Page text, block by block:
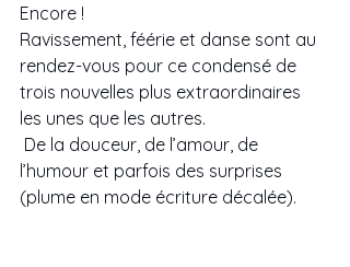
Encore !
Ravissement, féérie et danse sont au
rendez-vous pour ce condensé de
trois nouvelles plus extraordinaires
les unes que les autres.
l’humour et parfois des surprises
(plume en mode écriture décalée).